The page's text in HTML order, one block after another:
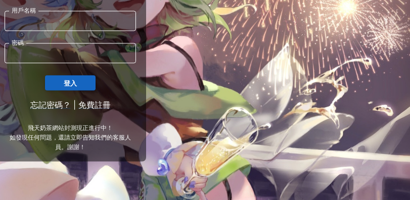
用戶名稱
密碼
登入
忘記密碼？ 免費註冊
飛天奶茶網站封測現正進行中！
如發現任何問題，還請立即告知我們的客服人
員。謝謝！